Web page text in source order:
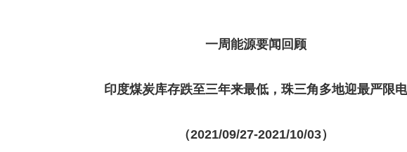
一周能源要闻回顾
印度煤炭库存跌至三年来最低，珠三角多地迎最严限电
（2021/09/27-2021/10/03）